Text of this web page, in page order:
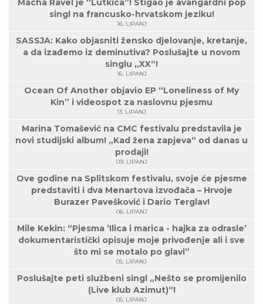
Macha Ravel je “Lutkica”! Stigao je avangardni pop
singl na francusko-hrvatskom jeziku!
16. LIPANJ
SASSJA: Kako objasniti žensko djelovanje, kretanje,
a da izađemo iz deminutiva? Poslušajte u novom
singlu „XX“!
16. LIPANJ
Ocean Of Another objavio EP “Loneliness of My
Kin” i videospot za naslovnu pjesmu
13. LIPANJ
Marina Tomašević na CMC festivalu predstavila je
novi studijski album! „Kad žena zapjeva“ od danas u
prodaji!
09. LIPANJ
Ove godine na Splitskom festivalu, svoje će pjesme
predstaviti i dva Menartova izvođača – Hrvoje
Burazer Pavešković i Dario Terglav!
06. LIPANJ
Mile Kekin: “Pjesma ’Ilica i marica - hajka za odrasle’
dokumentaristički opisuje moje privođenje ali i sve
što mi se motalo po glavi”
05. LIPANJ
Poslušajte peti službeni singl „Nešto se promijenilo
(Live klub Azimut)“!
05. LIPANJ